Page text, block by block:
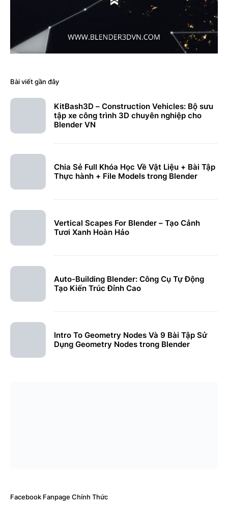
Bài viết gần đây
KitBash3D – Construction Vehicles: Bộ sưu
tập xe công trình 3D chuyên nghiệp cho
Blender VN
Chia Sẻ Full Khóa Học Về Vật Liệu + Bài Tập
Thực hành + File Models trong Blender
Vertical Scapes For Blender – Tạo Cảnh
Tươi Xanh Hoàn Hảo
Auto-Building Blender: Công Cụ Tự Động
Tạo Kiến Trúc Đỉnh Cao
Intro To Geometry Nodes Và 9 Bài Tập Sử
Dụng Geometry Nodes trong Blender
Facebook Fanpage Chính Thức